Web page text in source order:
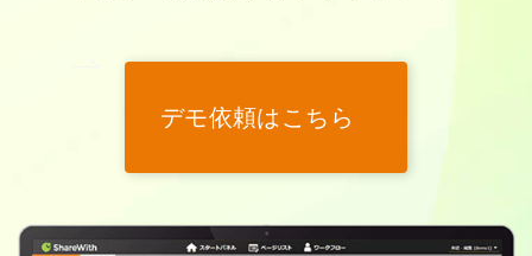
デモ依頼はこちら